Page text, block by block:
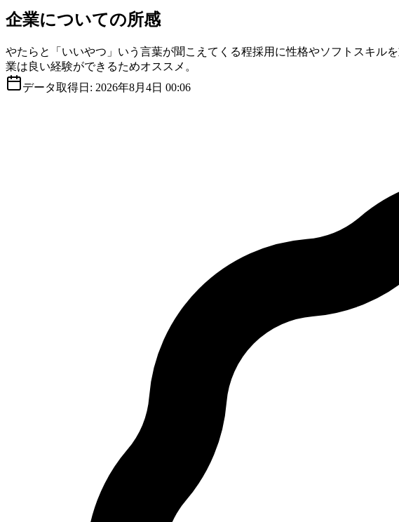
企業についての所感
やたらと「いいやつ」いう言葉が聞こえてくる程採用に性格やソフトスキ
業は良い経験ができるためオススメ。
データ取得日: 2026年8月4日 00:06